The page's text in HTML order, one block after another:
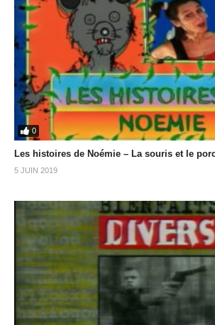
0
Les histoires de Noémie – La souris et le
5 JUIN 2019